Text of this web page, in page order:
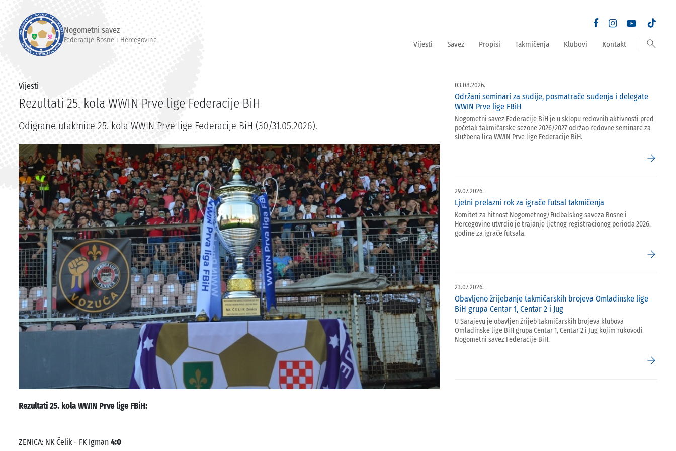
Nogometni savez
Federacije Bosne i Hercegovine Vijesti Savez Propisi Takmičenja Klubovi Kontakt search
Vijesti
Rezultati 25. kola WWIN Prve lige Federacije BiH
Odigrane utakmice 25. kola WWIN Prve lige Federacije BiH (30/31.05.2026).
Rezultati 25. kola WWIN Prve lige FBiH:
ZENICA: NK Čelik - FK Igman 4:0
03.08.2026.
Održani seminari za sudije, posmatrače suđenja i delegate
WWIN Prve lige FBiH
Nogometni savez Federacije BiH je u sklopu redovnih aktivnosti pred
početak takmičarske sezone 2026/2027 održao redovne seminare za
službena lica WWIN Prve lige Federacije BiH.
arrow_forward
29.07.2026.
Ljetni prelazni rok za igrače futsal takmičenja
Komitet za hitnost Nogometnog/Fudbalskog saveza Bosne i
Hercegovine utvrdio je trajanje ljetnog registracionog perioda 2026.
godine za igrače futsala.
arrow_forward
23.07.2026.
Obavljeno žrijebanje takmičarskih brojeva Omladinske lige
BiH grupa Centar 1, Centar 2 i Jug
U Sarajevu je obavljen žrijeb takmičarskih brojeva klubova
Omladinske lige BiH grupa Centar 1, Centar 2 i Jug kojim rukovodi
Nogometni savez Federacije BiH.
arrow_forward